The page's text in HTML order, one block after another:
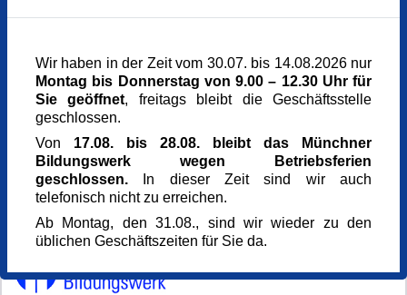
Weiter zur Anmeldung
Weiter zur Anmeldung
Wir haben in der Zeit vom 30.07. bis 14.08.2026 nur
Montag bis Donnerstag von 9.00 – 12.30 Uhr für
Sie geöffnet, freitags bleibt die Geschäftsstelle
geschlossen.
Von 17.08. bis 28.08. bleibt das Münchner
Bildungswerk wegen Betriebsferien
geschlossen. In dieser Zeit sind wir auch
telefonisch nicht zu erreichen.
Ab Montag, den 31.08., sind wir wieder zu den
üblichen Geschäftszeiten für Sie da.